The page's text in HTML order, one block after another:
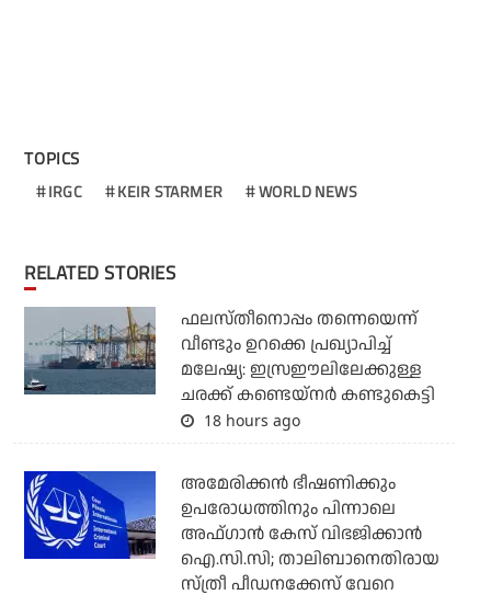
TOPICS
IRGC KEIR STARMER WORLD NEWS
RELATED STORIES
ഫലസ്തീനൊപ്പം തന്നെയെന്ന്
വീണ്ടും ഉറക്കെ പ്രഖ്യാപിച്ച്
മലേഷ്യ: ഇസ്രഈലിലേക്കുള്ള
ചരക്ക് കണ്ടെയ്‌നര്‍ കണ്ടുകെട്ടി
18 hours ago
അമേരിക്കന്‍ ഭീഷണിക്കും
ഉപരോധത്തിനും പിന്നാലെ
അഫ്ഗാന്‍ കേസ് വിഭജിക്കാന്‍
ഐ.സി.സി; താലിബാനെതിരായ
സ്ത്രീ പീഡനക്കേസ് വേറെ